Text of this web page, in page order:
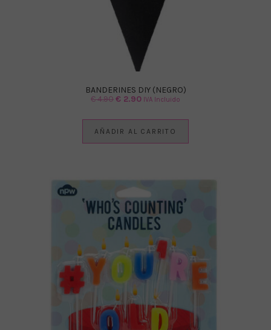
BANDERINES DIY (NEGRO)
€4.90El
€ 2.90ElIVA Incluido
AÑADIR AL CARRITO